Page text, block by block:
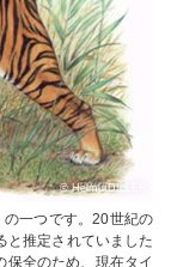
© HelmutDILLER
一つです。20世紀の
と推定されていました
保全のため、現在タイ